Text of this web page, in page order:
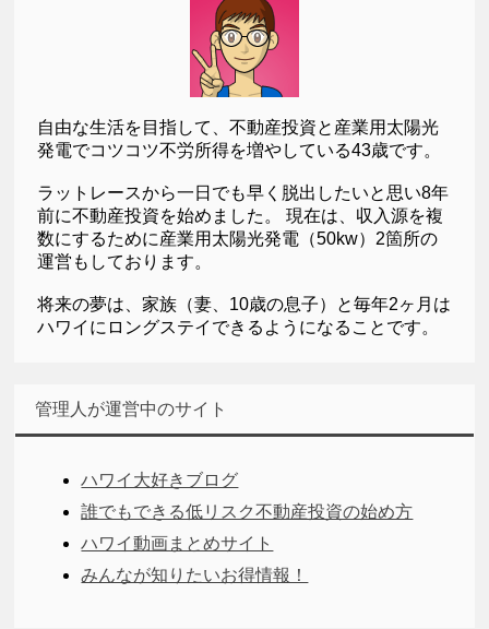
自由な生活を目指して、不動産投資と産業用太陽光
発電でコツコツ不労所得を増やしている43歳です。
ラットレースから一日でも早く脱出したいと思い8年
前に不動産投資を始めました。 現在は、収入源を複
数にするために産業用太陽光発電（50kw）2箇所の
運営もしております。
将来の夢は、家族（妻、10歳の息子）と毎年2ヶ月は
ハワイにロングステイできるようになることです。
管理人が運営中のサイト
ハワイ大好きブログ
誰でもできる低リスク不動産投資の始め方
ハワイ動画まとめサイト
みんなが知りたいお得情報！